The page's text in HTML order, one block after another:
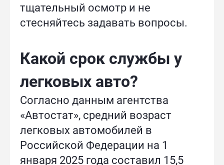
тщательный осмотр и не
стесняйтесь задавать вопросы.
Какой срок службы у
легковых авто?
Согласно данным агентства
«Автостат», средний возраст
легковых автомобилей в
Российской Федерации на 1
января 2025 года составил 15,5